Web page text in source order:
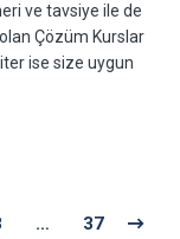
ve tavsiye ile de
Çözüm Kurslar
ise size uygun
… 37